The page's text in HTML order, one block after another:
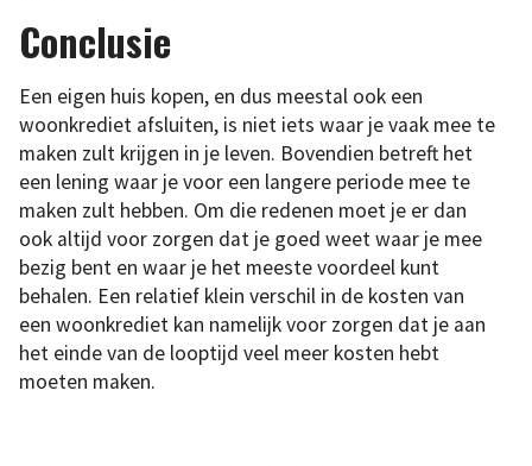
Conclusie
Een eigen huis kopen, en dus meestal ook een
woonkrediet afsluiten, is niet iets waar je vaak mee te
maken zult krijgen in je leven. Bovendien betreft het
een lening waar je voor een langere periode mee te
maken zult hebben. Om die redenen moet je er dan
ook altijd voor zorgen dat je goed weet waar je mee
bezig bent en waar je het meeste voordeel kunt
behalen. Een relatief klein verschil in de kosten van
een woonkrediet kan namelijk voor zorgen dat je aan
het einde van de looptijd veel meer kosten hebt
moeten maken.